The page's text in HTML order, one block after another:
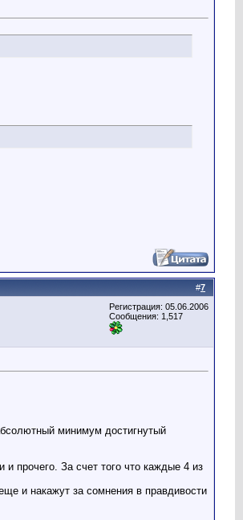
#7
Регистрация: 05.06.2006
Сообщения: 1,517
минимум достигнутый
прочего. За счет того что каждые 4 из
и накажут за сомнения в правдивости